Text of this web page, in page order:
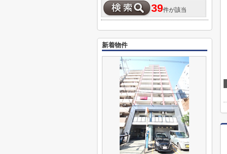
39件が該当
新着物件